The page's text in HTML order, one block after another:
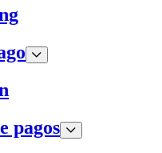
pagos